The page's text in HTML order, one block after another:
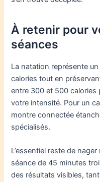
À retenir pour
séances
La natation représente
calories tout en
entre 300 et 500 calories
votre intensité. Pour un
montre connectée
spécialisés.
L’essentiel reste de
séance de 45 minutes
des résultats visibles,